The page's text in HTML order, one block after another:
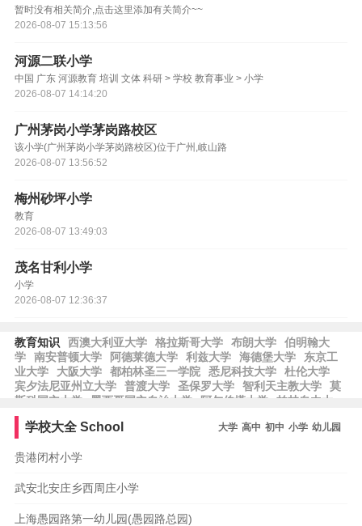
暂时没有相关简介,点击这里添加有关简介~~
2026-08-07 15:13:56
河源二联小学
中国 广东 河源教育 培训 文体 科研 > 学校 教育事业 > 小学
2026-08-07 14:14:20
广州茅岗小学茅岗路校区
该小学(广州茅岗小学茅岗路校区)位于广州,岐山路
2026-08-07 13:56:52
梅州砂坪小学
教育
2026-08-07 13:49:03
茂名甘利小学
小学
2026-08-07 12:36:37
教育知识 西澳大利亚大学 格拉斯哥大学 布朗大学
伯明翰大
学
南安普顿大学 阿德莱德大学 利兹大学 海德堡大学
东京工
业大学
大阪大学 都柏林圣三一学院 悉尼科技大学
杜伦大学
宾夕法尼亚州立大学
普渡大学 圣保罗大学 智利天主教大学
莫
斯科国立大学
墨西哥国立自治大学 阿尔伯塔大学
柏林自由大
学
矿产大学
卡尔斯鲁厄理工学院 乌普萨拉大学
圣安德鲁斯大学
学校大全 School 幼儿园
小学
初中
高中
大学
贵港闭村小学
武安北安庄乡西周庄小学
上海愚园路第一幼儿园(愚园路总园)